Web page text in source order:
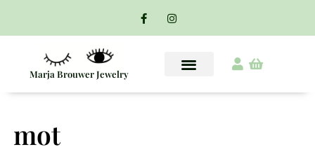
Marja Brouwer Jewelry
mot